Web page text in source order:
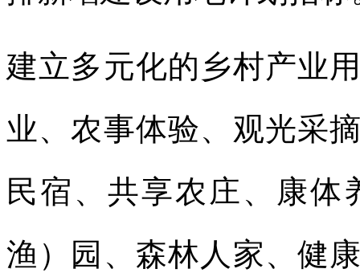
建立多元化的乡村产业
业、农事体验、观光采
民宿、共享农庄、康
渔）园、森林人家、健